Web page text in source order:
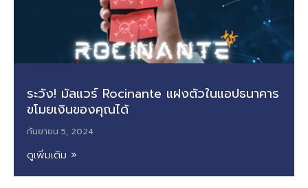
ระวัง! มัลแวร์ Rocinante แฝงตัวในแอปธนาคาร
ขโมยเงินของคุณได้
กันยายน 5, 2024
ดูเพิ่มเติม »